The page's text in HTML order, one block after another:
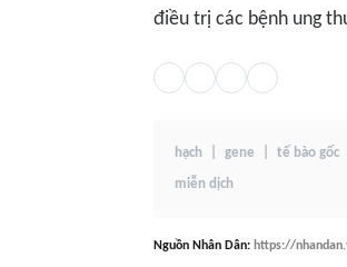
điều trị các bệnh ung
hạch gene tế bào gốc
miễn dịch
Nguồn Nhân Dân: https://